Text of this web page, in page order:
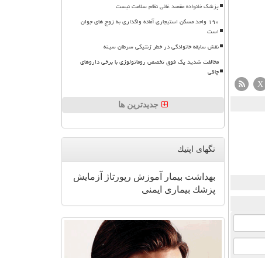
X
پزشک خانواده مقصد غائی نظام سلامت نیست
۱۹۰ واحد مسکن استیجاری آماده واگذاری به زوج های جوان
است
نقش سابقه خانوادگی در خطر ژنتیکی سرطان سینه
مخالفت شدید یک فوق تخصص روماتولوژی با برخی داروهای
چاقی
جدیدترین ها
تگهای اپتیك
بهداشت بیمار آموزش رپورتاژ
آزمایش
پزشك بیماری ایمنی